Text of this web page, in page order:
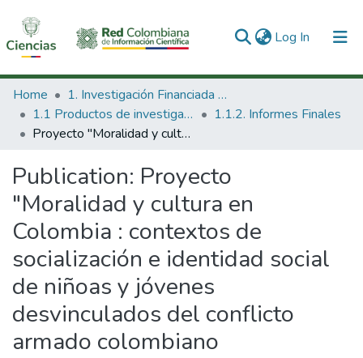
Log In (current)
Communities & Collections
All of DSpace
Home
1. Investigación Financiada con Recursos Públicos
1.1 Productos de investigación
1.1.2. Informes Finales
Proyecto "Moralidad y cultura en Colombia : contextos de socialización e identidad social de niñoas y jóvenes desvinculados del conflicto armado colombiano
Publication: Proyecto
"Moralidad y cultura en
Colombia : contextos de
socialización e identidad social
de niñoas y jóvenes
desvinculados del conflicto
armado colombiano